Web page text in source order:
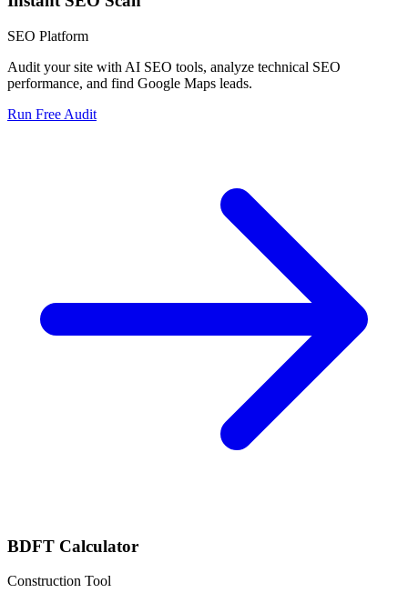
SEO Platform
Audit your site with AI SEO tools, analyze technical SEO
performance, and find Google Maps leads.
Run Free Audit
BDFT Calculator
Construction Tool